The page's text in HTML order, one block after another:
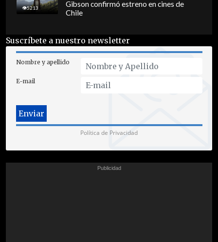
5213
Gibson confirmó estreno en cines de
Chile
Suscríbete a nuestro newsletter
Nombre y apellido
E-mail
Política de Privacidad